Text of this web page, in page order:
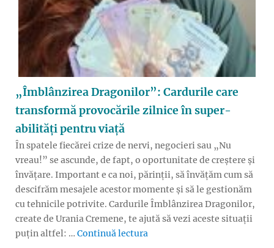
„Îmblânzirea Dragonilor”: Cardurile care
transformă provocările zilnice în super-
abilități pentru viață
În spatele fiecărei crize de nervi, negocieri sau „Nu
vreau!” se ascunde, de fapt, o oportunitate de creștere și
învățare. Important e ca noi, părinții, să învățăm cum să
descifrăm mesajele acestor momente și să le gestionăm
cu tehnicile potrivite. Cardurile Îmblânzirea Dragonilor,
create de Urania Cremene, te ajută să vezi aceste situații
puțin altfel: … Continuă lectura